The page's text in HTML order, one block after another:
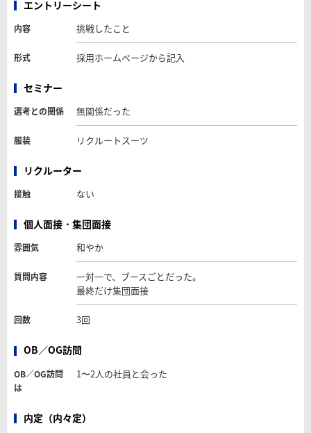
エントリーシート
内容 挑戦したこと
形式 採用ホームページから記入
セミナー
選考との関係 無関係だった
服装 リクルートスーツ
リクルーター
接触 ない
個人面接・集団面接
雰囲気 和やか
質問内容
一対一で、ブースごとだった。
最終だけ集団面接
回数 3回
OB／OG訪問
OB／OG訪問
は
1〜2人の社員と会った
内定（内々定）